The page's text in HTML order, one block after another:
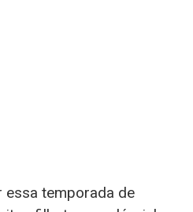
essa temporada de